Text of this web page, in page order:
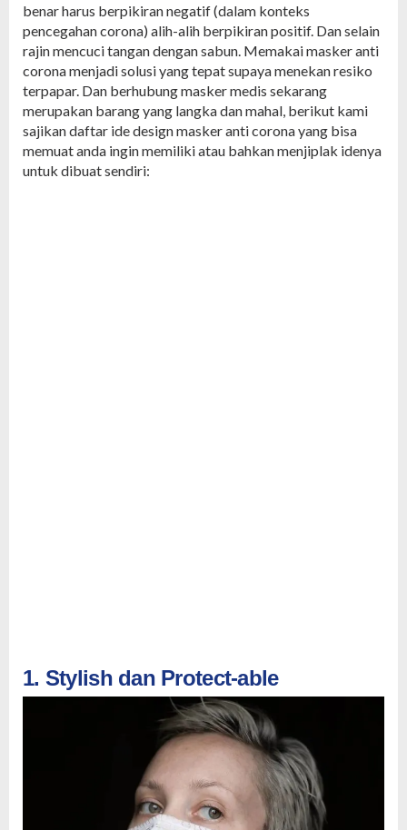
benar harus berpikiran negatif (dalam konteks
pencegahan corona) alih-alih berpikiran positif. Dan selain
rajin mencuci tangan dengan sabun. Memakai masker anti
corona menjadi solusi yang tepat supaya menekan resiko
terpapar. Dan berhubung masker medis sekarang
merupakan barang yang langka dan mahal, berikut kami
sajikan daftar ide design masker anti corona yang bisa
memuat anda ingin memiliki atau bahkan menjiplak idenya
untuk dibuat sendiri:
1. Stylish dan Protect-able